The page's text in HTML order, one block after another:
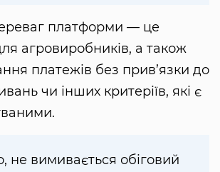
платформи — це
агровиробників, а також
платежів без прив’язки до
чи інших критеріїв, які є
не вимивається обіговий